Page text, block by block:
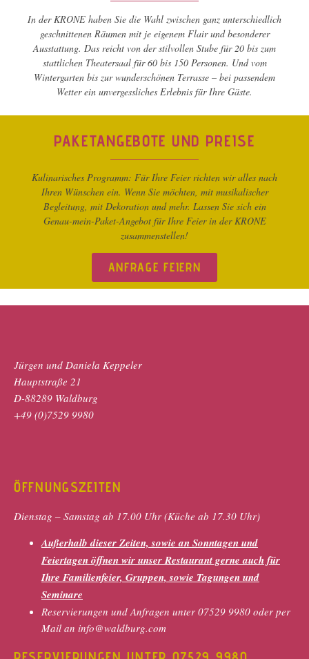
In der KRONE haben Sie die Wahl zwischen ganz unterschiedlich
geschnittenen Räumen mit je eigenem Flair und besonderer
Ausstattung. Das reicht von der stilvollen Stube für 20 bis zum
stattlichen Theatersaal für 60 bis 150 Personen. Und vom
Wintergarten bis zur wunderschönen Terrasse – bei passendem
Wetter ein unvergessliches Erlebnis für Ihre Gäste.
PAKETANGEBOTE UND PREISE
Kulinarisches Programm: Für Ihre Feier richten wir alles nach
Ihren Wünschen ein. Wenn Sie möchten, mit musikalischer
Begleitung, mit Dekoration und mehr. Lassen Sie sich ein
Genau-mein-Paket-Angebot für Ihre Feier in der KRONE
zusammenstellen!
ANFRAGE FEIERN
Jürgen und Daniela Keppeler
Hauptstraße 21
D-88289 Waldburg
+49 (0)7529 9980
ÖFFNUNGSZEITEN
Dienstag – Samstag ab 17.00 Uhr (Küche ab 17.30 Uhr)
Außerhalb dieser Zeiten, sowie an Sonntagen und
Feiertagen öffnen wir unser Restaurant gerne auch für
Ihre Familienfeier, Gruppen, sowie Tagungen und
Seminare
Reservierungen und Anfragen unter 07529 9980 oder per
Mail an info@waldburg.com